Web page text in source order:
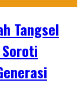
Tangsel